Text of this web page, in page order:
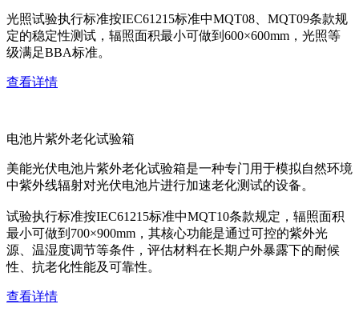
光照试验执行标准按IEC61215标准中MQT08、MQT09条款规
定的稳定性测试，辐照面积最小可做到600×600mm，光照等
级满足BBA标准。
查看详情
电池片紫外老化试验箱
美能光伏电池片紫外老化试验箱是一种专门用于模拟自然环境
中紫外线辐射对光伏电池片进行加速老化测试的设备。
试验执行标准按IEC61215标准中MQT10条款规定，辐照面积
最小可做到700×900mm，其核心功能是通过可控的紫外光
源、温湿度调节等条件，评估材料在长期户外暴露下的耐候
性、抗老化性能及可靠性。
查看详情